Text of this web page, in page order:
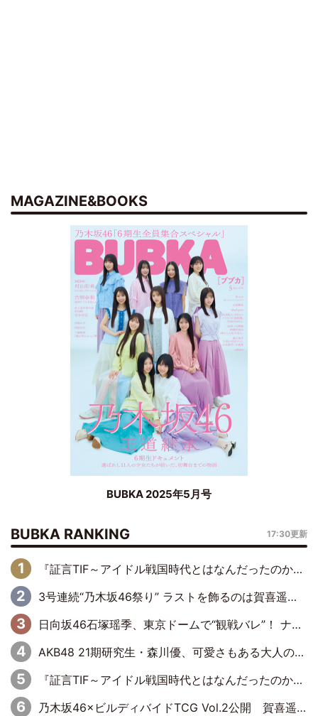
MAGAZINE&BOOKS
BUBKA 2025年5月号
BUBKA RANKING 17:30更新
『証言TIF～アイドル戦国時代とはなんだったのか～』第6回：でんぱ組.inc・古川未鈴×相沢梨紗「『ハロプロやりたかったな』って言ったら、夢眠ねむさんに『てめえはでんぱ組．incなんだよ！』って肩パンされて(笑)」
3号連続“乃木坂46祭り” ラストを飾るのは賀喜遥香…5年ぶりの登場に「5年分大人になった私を見ていただけたら」
日向坂46石塚瑶季、東京ドームで“観戦バレ”！ ナイツ・塙も認めた「巨人に詳しすぎるアイドル」は元VENUSスクール生で杉内コーチ推し⁉
AKB48 21期研究生・森川優、可愛さもある大人の女性に
『証言TIF～アイドル戦国時代とはなんだったのか～』第10回：さくら学院・武藤彩未×飯田らうら「正直、中3で辞めるというのを信じてなくて。そう言われてはいたけど、嘘でしょって」
乃木坂46×ビルディバイドTCG Vol.2公開 賀喜遥香＆田村真佑が『京まふ』ステージに登壇